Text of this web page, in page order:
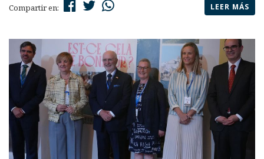
Compartir en: LEER MÁS